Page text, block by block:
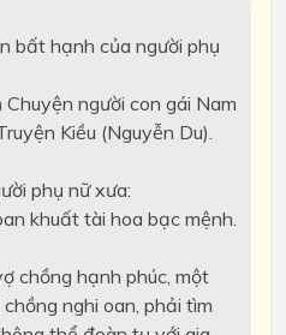
bất hạnh của người phụ
người con gái Nam
Kiều (Nguyễn Du).
phụ nữ xưa:
khuất tài hoa bạc mệnh.
chồng hạnh phúc, một
nghi oan, phải tìm